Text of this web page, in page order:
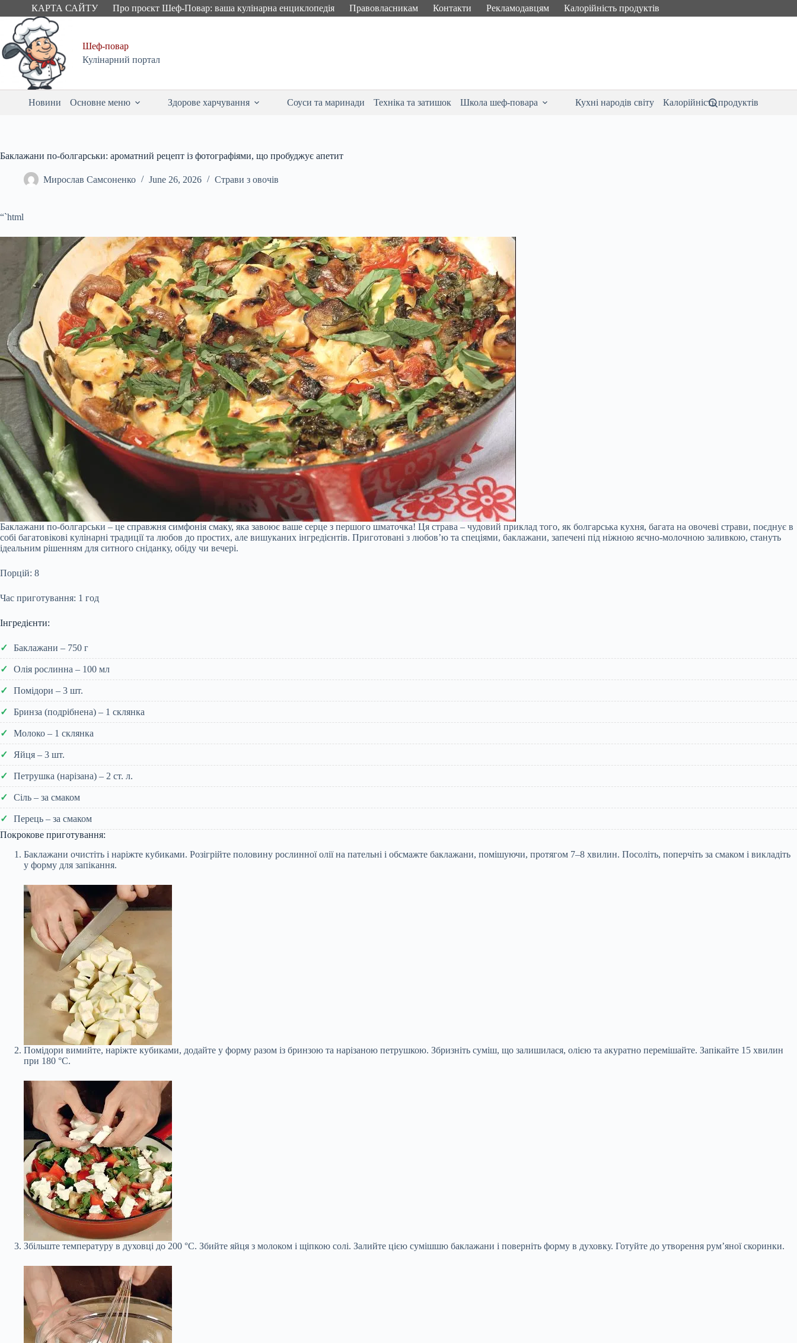
to
content
КАРТА САЙТУ Про проєкт Шеф-Повар: ваша кулінарна енциклопедія Правовласникам Контакти Рекламодавцям Калорійність продуктів
Шеф-повар
Кулінарний портал
Новини Основне меню Здорове харчування Соуси та маринади Техніка та затишок Школа шеф-повара Кухні народів світу Калорійність продуктів
Баклажани по-болгарськи: ароматний рецепт із фотографіями, що пробуджує апетит
Мирослав Самсоненко June 26, 2026 Страви з овочів
“`html
Баклажани по-болгарськи – це справжня симфонія смаку, яка завоює ваше серце з першого шматочка! Ця страва – чудовий приклад того, як болгарська кухня, багата на овочеві страви, поєднує в
собі багатовікові кулінарні традиції та любов до простих, але вишуканих інгредієнтів. Приготовані з любов’ю та спеціями, баклажани, запечені під ніжною яєчно-молочною заливкою, стануть
ідеальним рішенням для ситного сніданку, обіду чи вечері.
Порцій: 8
Час приготування: 1 год
Інгредієнти:
Баклажани – 750 г
Олія рослинна – 100 мл
Помідори – 3 шт.
Бринза (подрібнена) – 1 склянка
Молоко – 1 склянка
Яйця – 3 шт.
Петрушка (нарізана) – 2 ст. л.
Сіль – за смаком
Перець – за смаком
Покрокове приготування:
Баклажани очистіть і наріжте кубиками. Розігрійте половину рослинної олії на пательні і обсмажте баклажани, помішуючи, протягом 7–8 хвилин. Посоліть, поперчіть за смаком і викладіть
у форму для запікання.
Помідори вимийте, наріжте кубиками, додайте у форму разом із бринзою та нарізаною петрушкою. Збризніть суміш, що залишилася, олією та акуратно перемішайте. Запікайте 15 хвилин
при 180 °С.
Збільште температуру в духовці до 200 °С. Збийте яйця з молоком і щіпкою солі. Залийте цією сумішшю баклажани і поверніть форму в духовку. Готуйте до утворення рум’яної скоринки.